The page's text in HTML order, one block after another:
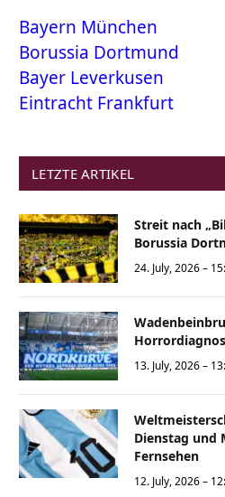
Bayern München
Borussia Dortmund
Bayer Leverkusen
Eintracht Frankfurt
LETZTE ARTIKEL
Streit nach
Borussia
24. July, 2026 –
13. July, 2026 –
Dienstag und
Fernsehen
12. July, 2026 –